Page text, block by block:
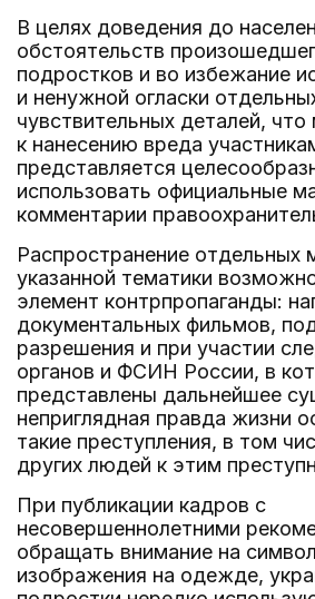
В целях доведения до
обстоятельств
подростков и во избежание
и ненужной огласки
чувствительных деталей,
к нанесению вреда
представляется
использовать официальные
комментарии
Распространение
указанной тематики
элемент контрпропаганды:
документальных фильмов,
разрешения и при участии
органов и ФСИН России, в
представлены дальнейшее
неприглядная правда жизни
такие преступления, в том
других людей к этим
При публикации кадров с
несовершеннолетними
обращать внимание на
изображения на одежде,